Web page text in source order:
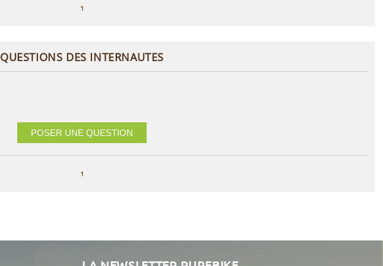
1
QUESTIONS DES INTERNAUTES
POSER UNE QUESTION
1